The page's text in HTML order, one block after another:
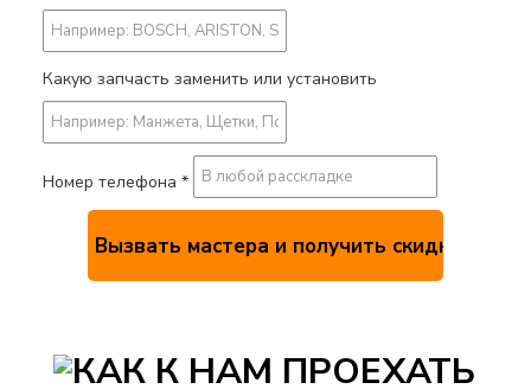
Какую запчасть заменить или установить
Номер телефона *